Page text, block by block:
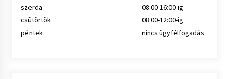
szerda
08:00-16:00-ig
csütörtök
08:00-12:00-ig
péntek
nincs ügyfélfogadás